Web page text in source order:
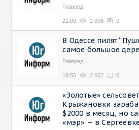
Главред
21:00 2 006 0
В Одессе пилят
самое большое
Главред
19:55 2 652 0
«Золотые»
Крыжановки
$2000 в месяц, но
«мэр» — в Сергеевке